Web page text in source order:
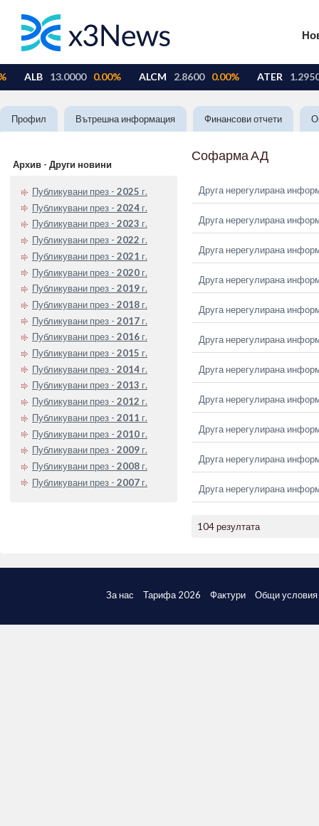
Профил Вътрешна информация Финансови отчети
Архив - Други новини
Публикувани през - 2025 г.
Публикувани през - 2024 г.
Публикувани през - 2023 г.
Публикувани през - 2022 г.
Публикувани през - 2021 г.
Публикувани през - 2020 г.
Публикувани през - 2019 г.
Публикувани през - 2018 г.
Публикувани през - 2017 г.
Публикувани през - 2016 г.
Публикувани през - 2015 г.
Публикувани през - 2014 г.
Публикувани през - 2013 г.
Публикувани през - 2012 г.
Публикувани през - 2011 г.
Публикувани през - 2010 г.
Публикувани през - 2009 г.
Публикувани през - 2008 г.
Публикувани през - 2007 г.
Софарма АД
Друга нерегулирана
Друга нерегулирана
Друга нерегулирана
Друга нерегулирана
Друга нерегулирана
Друга нерегулирана
Друга нерегулирана
Друга нерегулирана
Друга нерегулирана
Друга нерегулирана
Друга нерегулирана
104 резултата
За нас Тарифа 2026 Фактури Общи условия